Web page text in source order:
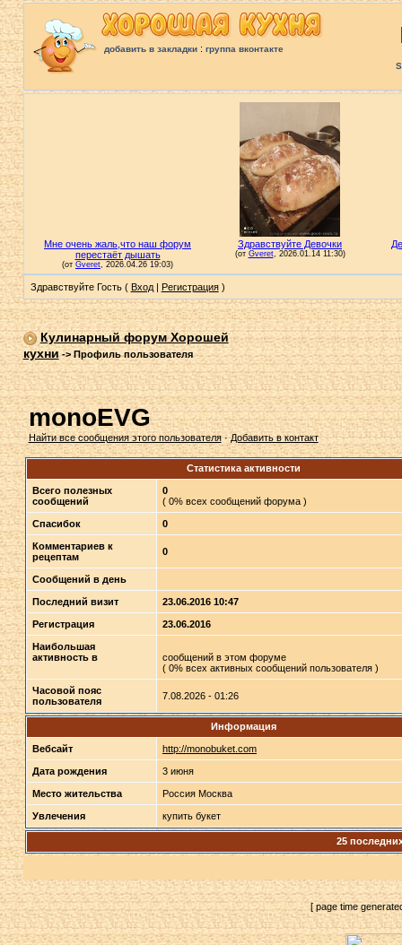
добавить в закладки: группа вконтакте
Здравствуйте Гость ( Вход| Регистрация)
Кулинарный форум Хорошей
кухни->Профиль пользователя
monoEVG
Найти все сообщения этого пользователя·Добавить в контакт
Статистика активности
Всего полезных
сообщений
0
( 0% всех сообщений форума )
Спасибок 0
Комментариев к
рецептам
0
Сообщений в день
Последний визит 23.06.2016 10:47
Регистрация 23.06.2016
Наибольшая
активность в
сообщений в этом форуме
( 0% всех активных сообщений пользователя )
Часовой пояс
пользователя
7.08.2026 - 01:26
Информация
Вебсайт http://monobuket.com
Дата рождения 3 июня
Место жительства Россия Москва
Увлечения купить букет
25
[ page time